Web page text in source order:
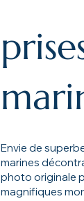
Envie de
marines
photo originale
magnifiques